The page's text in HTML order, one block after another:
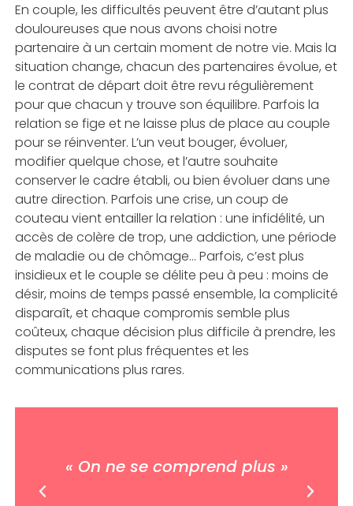
En couple, les difficultés peuvent être d’autant plus
douloureuses que nous avons choisi notre
partenaire à un certain moment de notre vie. Mais la
situation change, chacun des partenaires évolue, et
le contrat de départ doit être revu régulièrement
pour que chacun y trouve son équilibre. Parfois la
relation se fige et ne laisse plus de place au couple
pour se réinventer. L’un veut bouger, évoluer,
modifier quelque chose, et l’autre souhaite
conserver le cadre établi, ou bien évoluer dans une
autre direction. Parfois une crise, un coup de
couteau vient entailler la relation : une infidélité, un
accès de colère de trop, une addiction, une période
de maladie ou de chômage… Parfois, c’est plus
insidieux et le couple se délite peu à peu : moins de
désir, moins de temps passé ensemble, la complicité
disparaît, et chaque compromis semble plus
coûteux, chaque décision plus difficile à prendre, les
disputes se font plus fréquentes et les
communications plus rares.
« On ne se comprend plus »